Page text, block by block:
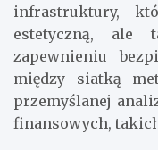
infrastruktury,
estetyczną, ale
zapewnieniu
między siatką
przemyślanej
finansowych,